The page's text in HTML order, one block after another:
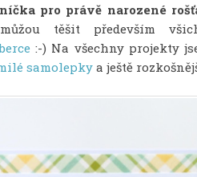
pro právě narozené
těšit především
:-) Na všechny projekty
samolepky a ještě